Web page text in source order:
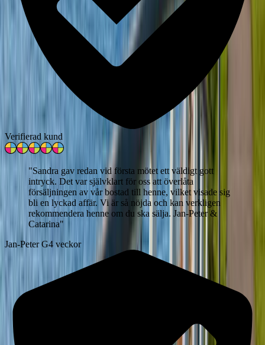
Verifierad kund
"Sandra gav redan vid första mötet ett väldigt gott
intryck. Det var självklart för oss att överlåta
försäljningen av vår bostad till henne, vilket visade sig
bli en lyckad affär. Vi är så nöjda och kan verkligen
rekommendera henne om du ska sälja. Jan-Peter &
Catarina"
Jan-Peter G4 veckor